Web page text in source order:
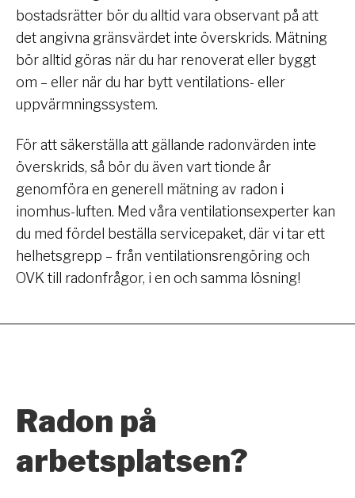
bostadsrätter bör du alltid vara observant på att
det angivna gränsvärdet inte överskrids. Mätning
bör alltid göras när du har renoverat eller byggt
om – eller när du har bytt ventilations- eller
uppvärmningssystem.
För att säkerställa att gällande radonvärden inte
överskrids, så bör du även vart tionde år
genomföra en generell mätning av radon i
inomhus-luften. Med våra ventilationsexperter kan
du med fördel beställa servicepaket, där vi tar ett
helhetsgrepp – från ventilationsrengöring och
OVK till radonfrågor, i en och samma lösning!
Radon på
arbetsplatsen?